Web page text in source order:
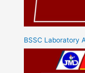
BSSC Laboratory